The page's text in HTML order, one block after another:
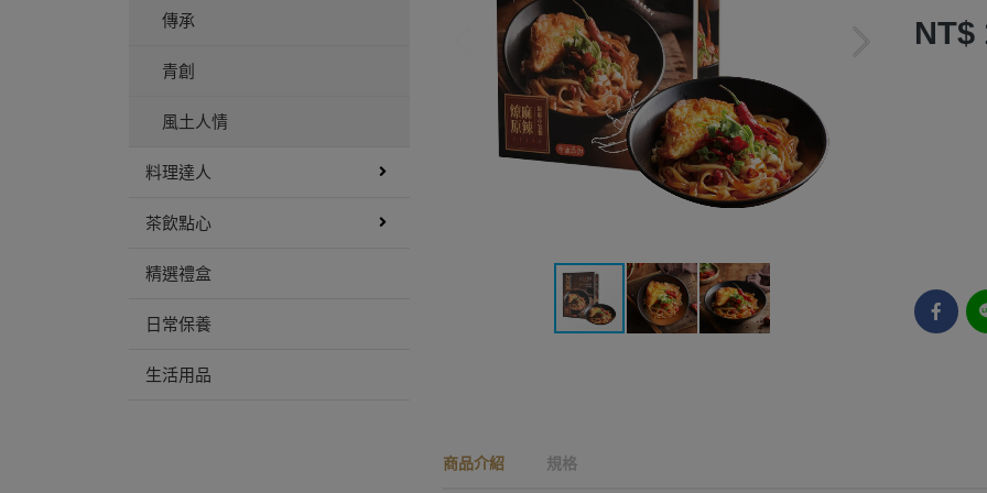
傳承
青創
風土人情
料理達人
茶飲點心
精選禮盒
日常保養
生活用品
NT$
商品介紹 規格